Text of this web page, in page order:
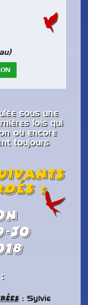
sous une
lois qui
ou encore
toujours
:
30
: Sylvie